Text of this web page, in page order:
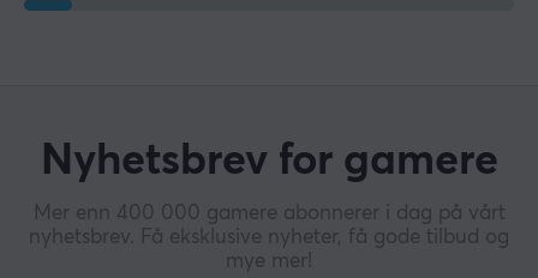
Nyhetsbrev for gamere
Mer enn 400 000 gamere abonnerer i dag på vårt
nyhetsbrev. Få eksklusive nyheter, få gode tilbud og
mye mer!